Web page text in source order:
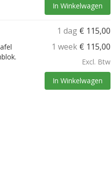
In Winkelwagen
1 dag € 115,00
1 week € 115,00
Excl. Btw
In Winkelwagen